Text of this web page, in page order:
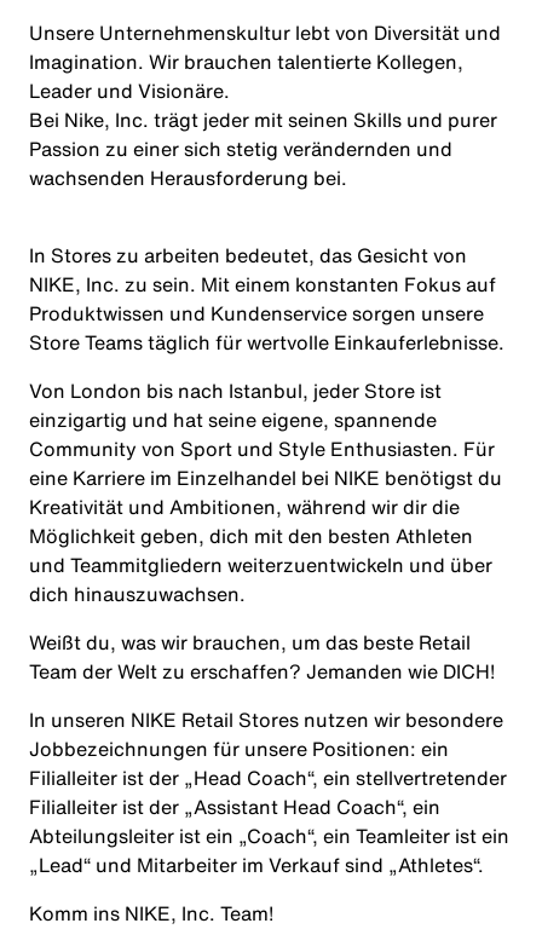
Unsere Unternehmenskultur lebt von Diversität und
Imagination. Wir brauchen talentierte Kollegen,
Leader und Visionäre.
Bei Nike, Inc. trägt jeder mit seinen Skills und purer
Passion zu einer sich stetig verändernden und
wachsenden Herausforderung bei.
In Stores zu arbeiten bedeutet, das Gesicht von
NIKE, Inc. zu sein. Mit einem konstanten Fokus auf
Produktwissen und Kundenservice sorgen unsere
Store Teams täglich für wertvolle Einkauferlebnisse.
Von London bis nach Istanbul, jeder Store ist
einzigartig und hat seine eigene, spannende
Community von Sport und Style Enthusiasten. Für
eine Karriere im Einzelhandel bei NIKE benötigst du
Kreativität und Ambitionen, während wir dir die
Möglichkeit geben, dich mit den besten Athleten
und Teammitgliedern weiterzuentwickeln und über
dich hinauszuwachsen.
Weißt du, was wir brauchen, um das beste Retail
Team der Welt zu erschaffen? Jemanden wie DICH!
In unseren NIKE Retail Stores nutzen wir besondere
Jobbezeichnungen für unsere Positionen: ein
Filialleiter ist der „Head Coach“, ein stellvertretender
Filialleiter ist der „Assistant Head Coach“, ein
Abteilungsleiter ist ein „Coach“, ein Teamleiter ist ein
„Lead“ und Mitarbeiter im Verkauf sind „Athletes“.
Komm ins NIKE, Inc. Team!